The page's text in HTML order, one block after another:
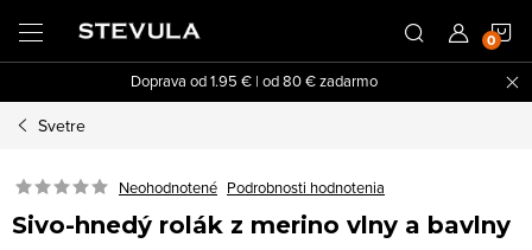
obsah
Doprava od 1.95 € | od 80 € zadarmo
Svetre
Neohodnotené Podrobnosti hodnotenia
Sivo-hnedý rolák z merino vlny a bavlny